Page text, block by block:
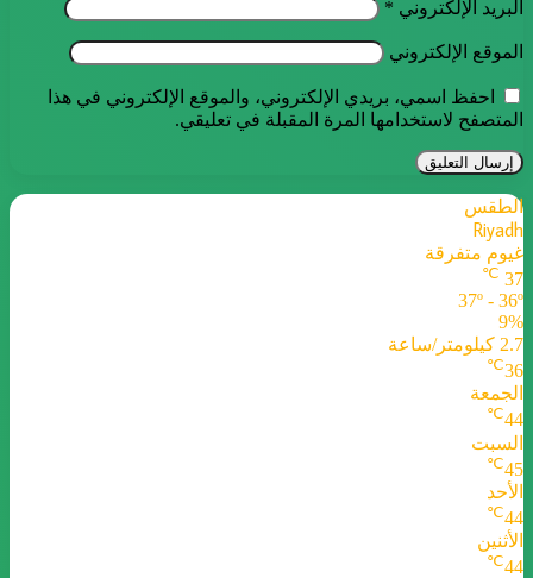
البريد الإلكتروني *
الموقع الإلكتروني
احفظ اسمي، بريدي الإلكتروني، والموقع الإلكتروني في هذا
المتصفح لاستخدامها المرة المقبلة في تعليقي.
الطقس
Riyadh
غيوم متفرقة
37
℃
37º - 36º
9%
2.7 كيلومتر/ساعة
36
℃
الجمعة
44
℃
السبت
45
℃
الأحد
44
℃
الأثنين
44
℃